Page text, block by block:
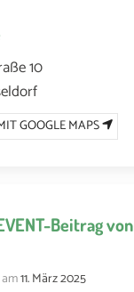
10
GOOGLE MAPS
-Beitrag von
11. März 2025